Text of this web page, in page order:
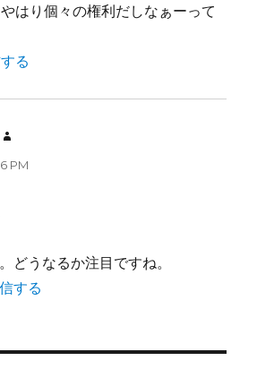
はり個々の権利だしなぁーって
る
り:
PM
どうなるか注目ですね。
する